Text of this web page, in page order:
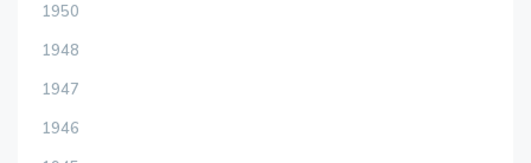
1950
1948
1947
1946